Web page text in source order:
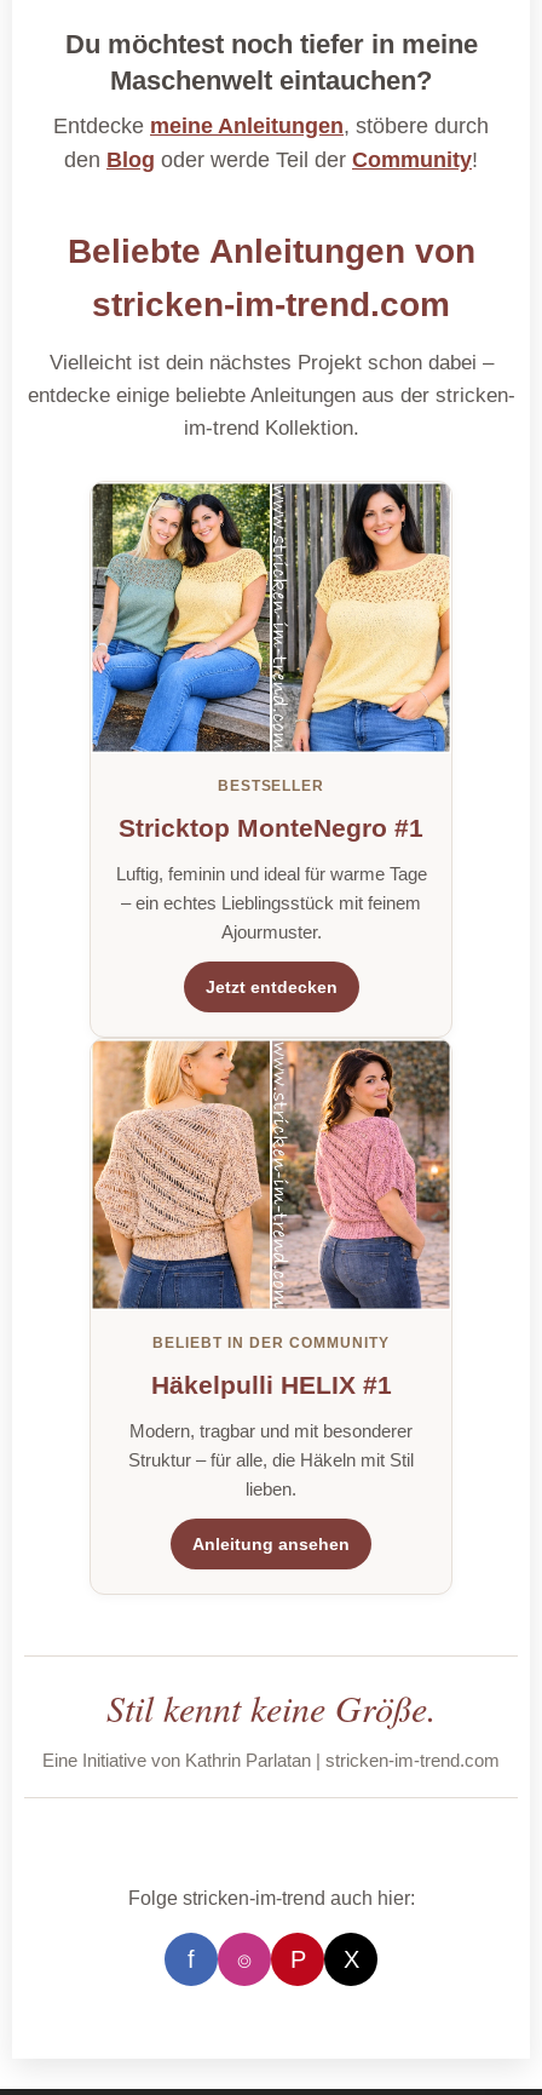
Du möchtest noch tiefer in meine
Maschenwelt eintauchen?
Entdecke meine Anleitungen, stöbere durch
den Blog oder werde Teil der Community!
Beliebte Anleitungen von
stricken-im-trend.com
Vielleicht ist dein nächstes Projekt schon dabei –
entdecke einige beliebte Anleitungen aus der stricken-
im-trend Kollektion.
BESTSELLER
Stricktop MonteNegro #1
Luftig, feminin und ideal für warme Tage
– ein echtes Lieblingsstück mit feinem
Ajourmuster.
Jetzt entdecken
BELIEBT IN DER COMMUNITY
Häkelpulli HELIX #1
Modern, tragbar und mit besonderer
Struktur – für alle, die Häkeln mit Stil
lieben.
Anleitung ansehen
Stil kennt keine Größe.
Eine Initiative von Kathrin Parlatan | stricken-im-trend.com
Folge stricken-im-trend auch hier:
f ⌾ P X